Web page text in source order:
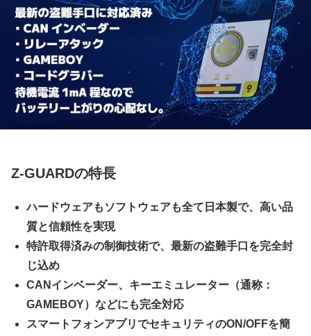
Z-GUARDの特長
ハードウェアもソフトウェアも全て日本製で、高い品
質と信頼性を実現
特許取得済みの制御技術で、最新の盗難手口を完全封
じ込め
CANインベーダー、キーエミュレーター（通称：
GAMEBOY）などにも完全対応
スマートフォンアプリでセキュリティのON/OFFを簡